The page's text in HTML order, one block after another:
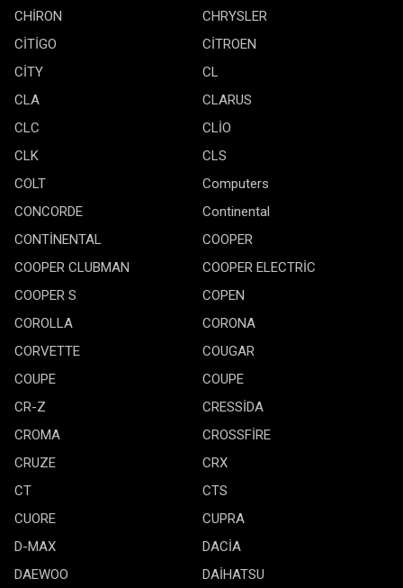
CHİRON
CHRYSLER
CİTİGO
CİTROEN
CİTY
CL
CLA
CLARUS
CLC
CLİO
CLK
CLS
COLT
Computers
CONCORDE
Continental
CONTİNENTAL
COOPER
COOPER CLUBMAN
COOPER ELECTRİC
COOPER S
COPEN
COROLLA
CORONA
CORVETTE
COUGAR
COUPE
COUPE
CR-Z
CRESSİDA
CROMA
CROSSFİRE
CRUZE
CRX
CT
CTS
CUORE
CUPRA
D-MAX
DACİA
DAEWOO
DAİHATSU